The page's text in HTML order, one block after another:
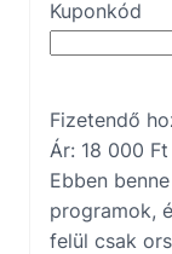
Kuponkód
Fizetendő
Ár: 18 000 Ft
Ebben
programok,
felül csak